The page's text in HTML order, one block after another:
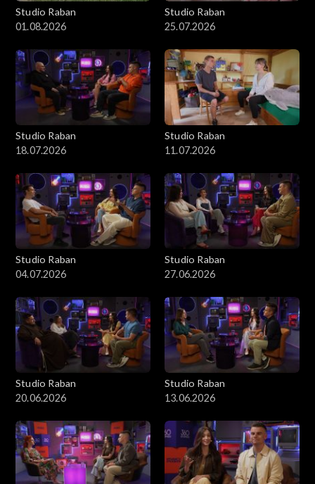
Studio Raban
01.08.2026
Studio Raban
25.07.2026
Studio Raban
18.07.2026
Studio Raban
11.07.2026
Studio Raban
04.07.2026
Studio Raban
27.06.2026
Studio Raban
20.06.2026
Studio Raban
13.06.2026